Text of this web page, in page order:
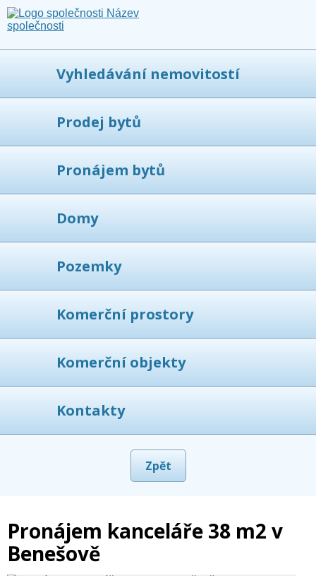
Vyhledávání nemovitostí
Prodej bytů
Pronájem bytů
Domy
Pozemky
Komerční prostory
Komerční objekty
Kontakty
Zpět
Pronájem kanceláře 38 m2 v
Benešově